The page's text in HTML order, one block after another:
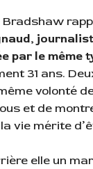
Bradshaw
par le même
31 ans.
volonté
et de
vie mérite
elle un